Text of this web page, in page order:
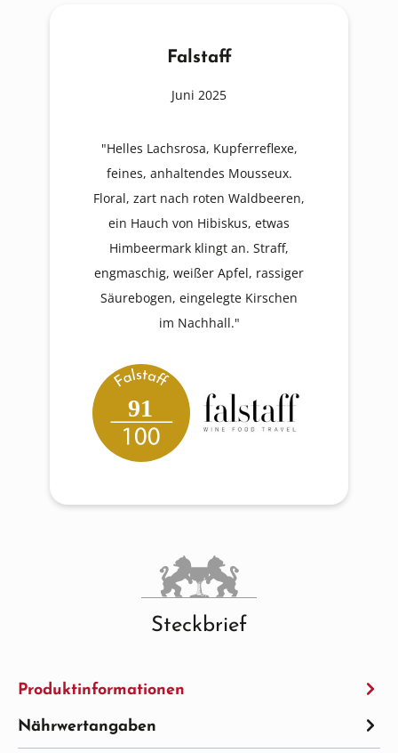
Falstaff
Juni 2025
"Helles Lachsrosa, Kupferreflexe,
feines, anhaltendes Mousseux.
Floral, zart nach roten Waldbeeren,
ein Hauch von Hibiskus, etwas
Himbeermark klingt an. Straff,
engmaschig, weißer Apfel, rassiger
Säurebogen, eingelegte Kirschen
im Nachhall."
91
Steckbrief
Produktinformationen
Nährwertangaben